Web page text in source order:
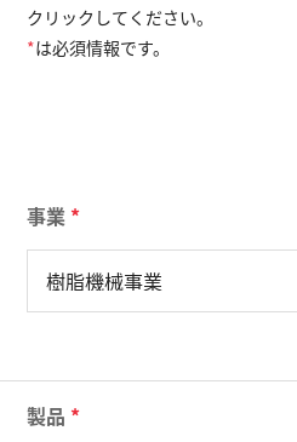
クリックしてください。
*は必須情報です。
事業 *
製品 *